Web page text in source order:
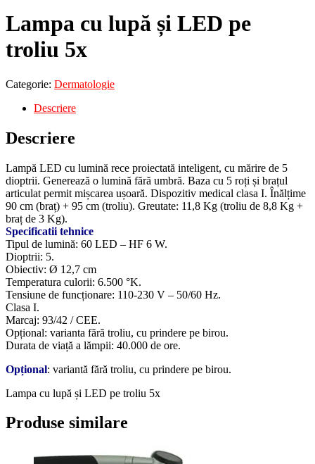
Lampa cu lupă și LED pe
troliu 5x
Categorie: Dermatologie
Descriere
Descriere
Lampă LED cu lumină rece proiectată inteligent, cu mărire de 5
dioptrii. Generează o lumină fără umbră. Baza cu 5 roți și brațul
articulat permit mișcarea ușoară. Dispozitiv medical clasa I. Înălțime
90 cm (braț) + 95 cm (troliu). Greutate: 11,8 Kg (troliu de 8,8 Kg +
braț de 3 Kg).
Specificatii tehnice
Tipul de lumină: 60 LED – HF 6 W.
Dioptrii: 5.
Obiectiv: Ø 12,7 cm
Temperatura culorii: 6.500 °K.
Tensiune de funcționare: 110-230 V – 50/60 Hz.
Clasa I.
Marcaj: 93/42 / CEE.
Opțional: varianta fără troliu, cu prindere pe birou.
Durata de viață a lămpii: 40.000 de ore.
Opțional: variantă fără troliu, cu prindere pe birou.
Lampa cu lupă și LED pe troliu 5x
Produse similare